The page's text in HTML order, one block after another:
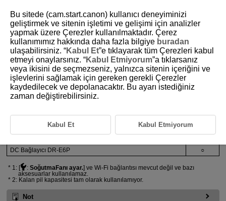
D388-009
Pil Paketleri ve Güç Aksesuarlarını
Çalıştırma
○: Tam işlevli △: Kısmi işlevli ×: Uyumlu değil
Pil PaketiLP-E6P
○
LP-E6NH/LP-E6N
DC Bağlayıcı DR-E6P ○
1: [ : SoğutmaFanı ayar.] ve Wi-Fi bağlantısı mevcut değil ve bazı
aksesuarlar kullanılamaz.
2: Kalan pil kapasitesi tam olarak kullanılamıyor.
Not
Bu sitede (cam.start.canon) kullanıcı deneyiminizi
geliştirmek ve sitenin işletimi ve gelişimi için analizler
yapmak üzere Çerezler kullanılmaktadır. Çerez
kullanımımız hakkında daha fazla bilgiye buradan
ulaşabilirsiniz. “Kabul Et”e tıklayarak tüm Çerezleri kabul
etmeyi onaylarsınız. “Kabul Etmiyorum”a tıklarsanız
veya ikisini de seçmezseniz, yalnızca sitenin içeriğini ve
işlevlerini sağlamak için gereken gerekli Çerezler
kaydedilecek ve depolanacaktır. Bu ayarı istediğiniz
zaman değiştirebilirsiniz.
Kabul Et Kabul Etmiyorum